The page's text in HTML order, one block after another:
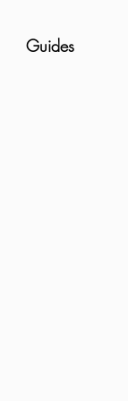
Guides